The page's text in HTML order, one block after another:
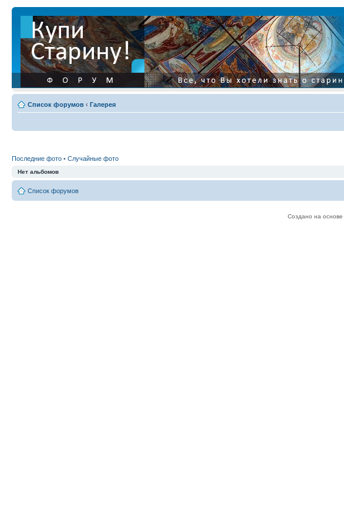
Список форумов ‹ Галерея
Последние фото • Случайные фото
Нет альбомов
Список форумов
Создано на основе